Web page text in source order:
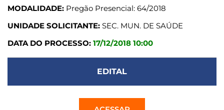
MODALIDADE: Pregão Presencial: 64/2018
UNIDADE SOLICITANTE: SEC. MUN. DE SAÚDE
DATA DO PROCESSO: 17/12/2018 10:00
EDITAL